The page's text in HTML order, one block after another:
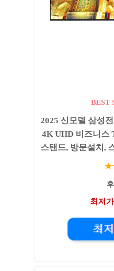
BEST
2025 신모델 삼성
4K UHD 비즈니스
스탠드, 방문설치,
최저